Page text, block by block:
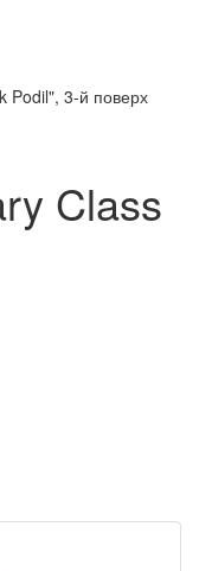
Podil", 3-й поверх
Class